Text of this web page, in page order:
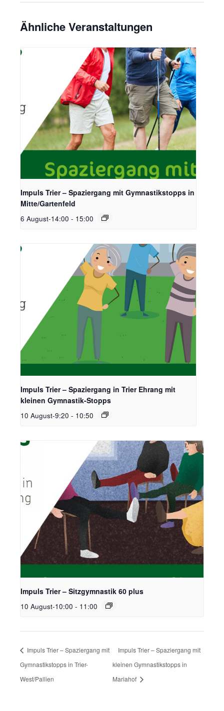
Ähnliche Veranstaltungen
Impuls Trier – Spaziergang mit Gymnastikstopps in
Mitte/Gartenfeld
6 August-14:00 - 15:00
Impuls Trier – Spaziergang in Trier Ehrang mit
kleinen Gymnastik-Stopps
10 August-9:20 - 10:50
Impuls Trier – Sitzgymnastik 60 plus
10 August-10:00 - 11:00
Impuls Trier – Spaziergang mit
Gymnastikstopps in Trier-
West/Pallien
Impuls Trier – Spaziergang mit
kleinen Gymnastikstopps in
Mariahof